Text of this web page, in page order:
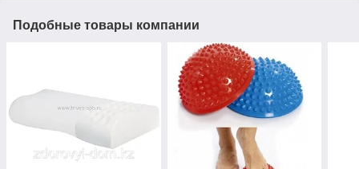
Подобные товары компании